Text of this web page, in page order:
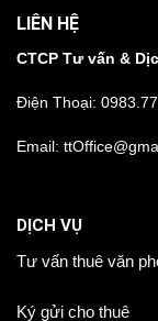
LIÊN HỆ
CTCP Tư vấn &
Điện Thoại:
Email:
DỊCH VỤ
Tư vấn thuê văn
Ký gửi cho thuê